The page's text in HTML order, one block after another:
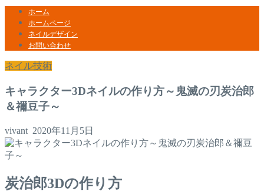
ホーム
ホームページ
ネイルデザイン
お問い合わせ
ネイル技術
キャラクター3Dネイルの作り方～鬼滅の刃炭治郎
＆禰豆子～
vivant 2020年11月5日
炭治郎3Dの作り方